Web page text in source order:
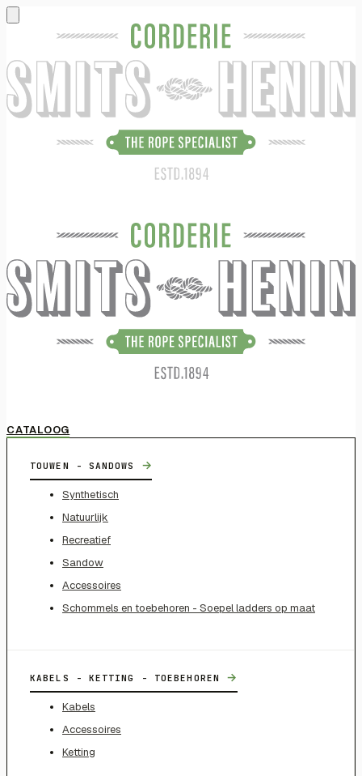
CATALOOG
TOUWEN - SANDOWS →
Synthetisch
Natuurlijk
Recreatief
Sandow
Accessoires
Schommels en toebehoren - Soepel ladders op maat
KABELS - KETTING - TOEBEHOREN →
Kabels
Accessoires
Ketting